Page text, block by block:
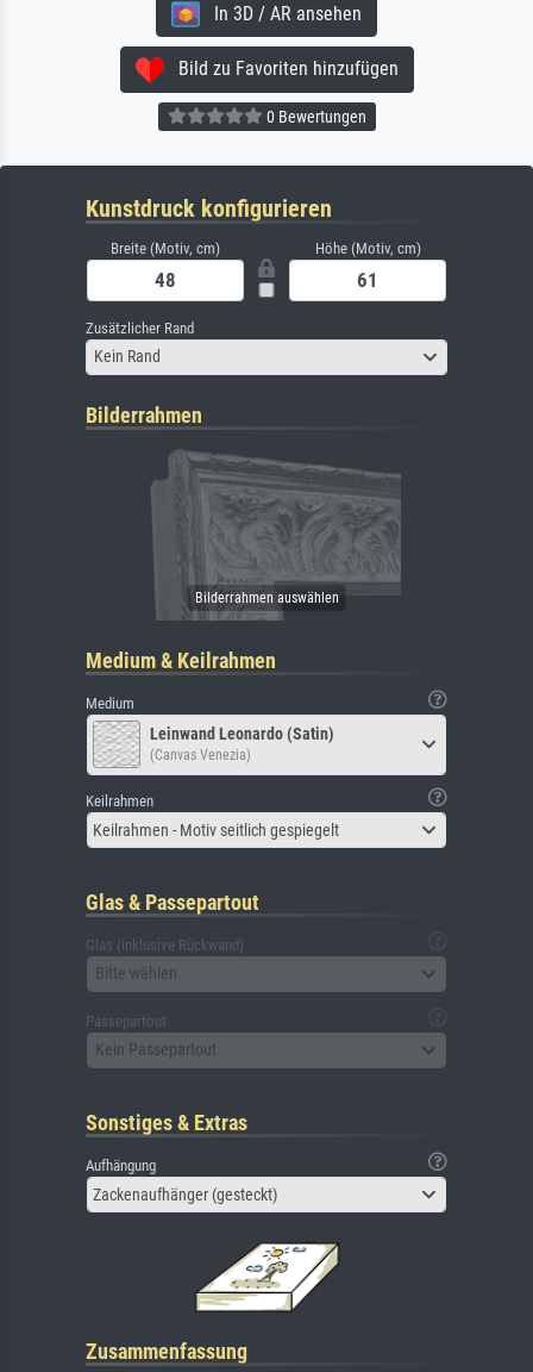
In 3D / AR ansehen
Bild zu Favoriten hinzufügen
0 Bewertungen
Kunstdruck konfigurieren
Breite (Motiv, cm) Höhe (Motiv, cm)
Zusätzlicher Rand
Kein Rand
Bilderrahmen
Medium & Keilrahmen
Medium
Leinwand Leonardo (Satin)
(Canvas Venezia)
Keilrahmen
Keilrahmen - Motiv seitlich gespiegelt
Glas & Passepartout
Glas (inklusive Rückwand)
Bitte wählen
Passepartout
Kein Passepartout
Sonstiges & Extras
Aufhängung
Zackenaufhänger (gesteckt)
Zusammenfassung